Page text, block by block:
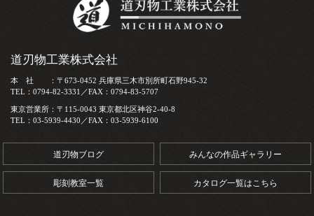
道刃物工業株式会社
本 社 ：〒673-0452 兵庫県三木市別所町石野945-32
TEL：0794-82-3331／FAX：0794-83-5707
東京営業所：〒115-0043 東京都北区神谷2-40-8
TEL：03-5939-4430／FAX：03-5939-6100
道刃物ブログ みんなの作品ギャラリー
彫刻教室一覧 カタログ一覧はこちら